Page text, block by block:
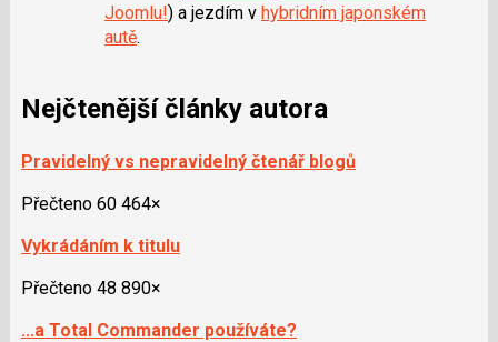
Joomlu!) a jezdím v hybridním japonském
autě.
Nejčtenější články autora
Pravidelný vs nepravidelný čtenář blogů
Přečteno 60 464×
Vykrádáním k titulu
Přečteno 48 890×
...a Total Commander používáte?